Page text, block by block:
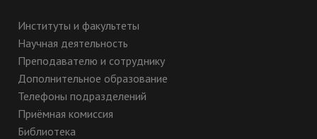
Институты и факультеты
Научная деятельность
Преподавателю и сотруднику
Дополнительное образование
Телефоны подразделений
Приёмная комиссия
Библиотека